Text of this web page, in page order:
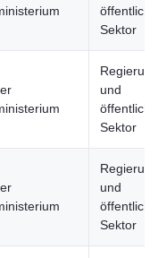
Sektor
Regierung
und
Sektor
Regierung
und
Sektor